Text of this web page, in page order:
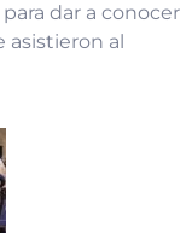
dar a conocer
asistieron al